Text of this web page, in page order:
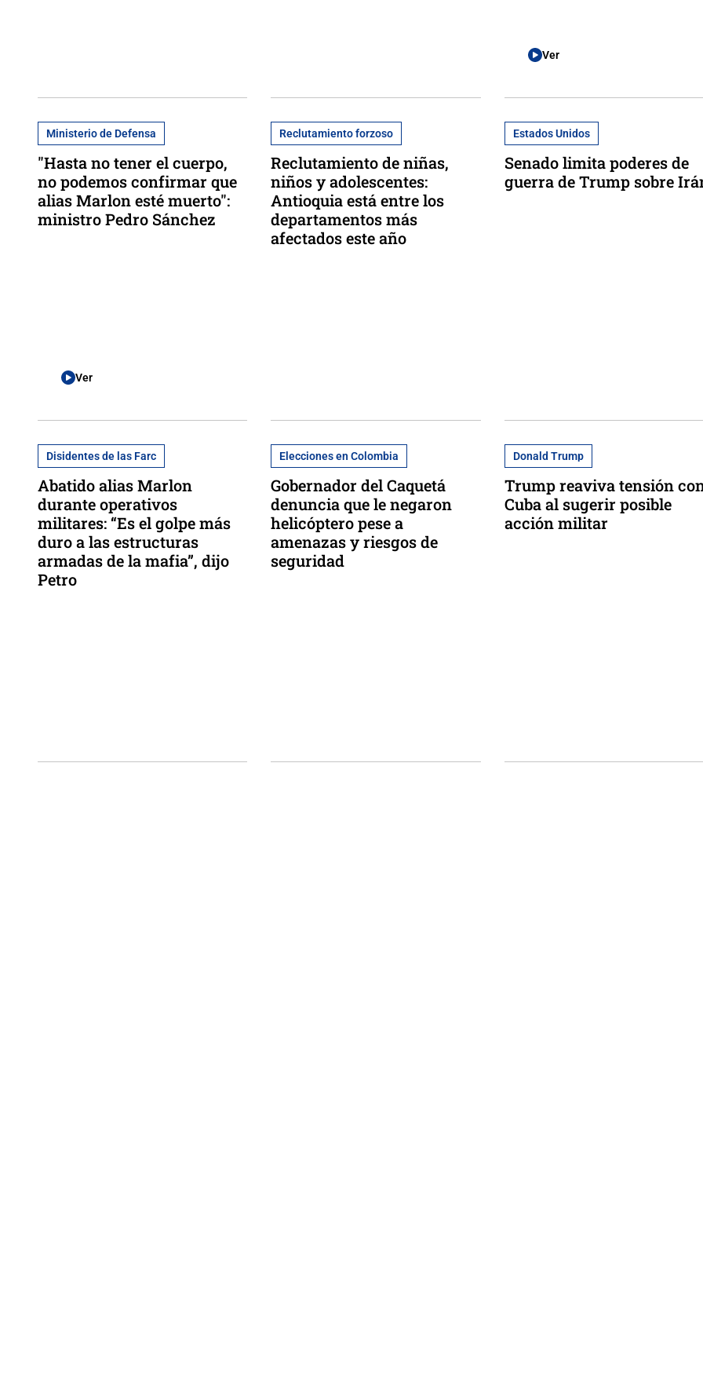
Ver
Ministerio de Defensa
"Hasta no tener el cuerpo,
no podemos confirmar que
alias Marlon esté muerto":
ministro Pedro Sánchez
Ver
Reclutamiento forzoso
Reclutamiento de niñas,
niños y adolescentes:
Antioquia está entre los
departamentos más
afectados este año
Estados Unidos
Senado limita poderes de
guerra de Trump sobre
Disidentes de las Farc
Abatido alias Marlon
durante operativos
militares: “Es el golpe más
duro a las estructuras
armadas de la mafia”, dijo
Petro
Elecciones en Colombia
Gobernador del Caquetá
denuncia que le negaron
helicóptero pese a
amenazas y riesgos de
seguridad
Donald Trump
Trump reaviva tensión
Cuba al sugerir posible
acción militar